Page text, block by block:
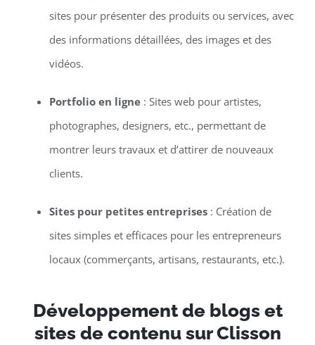
sites pour présenter des produits ou services, avec
des informations détaillées, des images et des
vidéos.
Portfolio en ligne: Sites web pour artistes,
photographes, designers, etc., permettant de
montrer leurs travaux et d’attirer de nouveaux
clients.
Sites pour petites entreprises: Création de
sites simples et efficaces pour les entrepreneurs
locaux (commerçants, artisans, restaurants, etc.).
Développement de blogs et
sites de contenu sur Clisson